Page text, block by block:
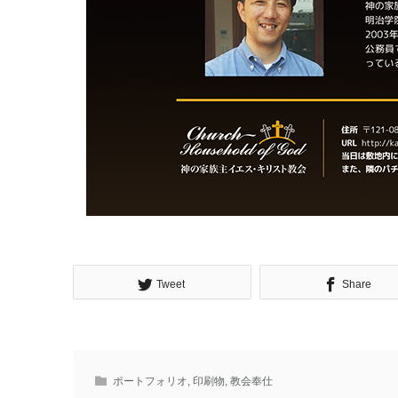
Tweet Share
ポートフォリオ 印刷物 教会奉仕